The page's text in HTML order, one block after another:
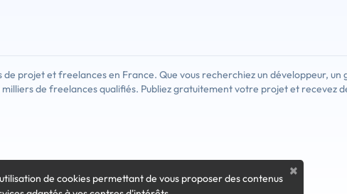
projet et freelances en France. Que vous recherchiez un développeur, un
de freelances qualifiés. Publiez gratuitement votre projet et recevez
×
de cookies permettant de vous proposer des contenus